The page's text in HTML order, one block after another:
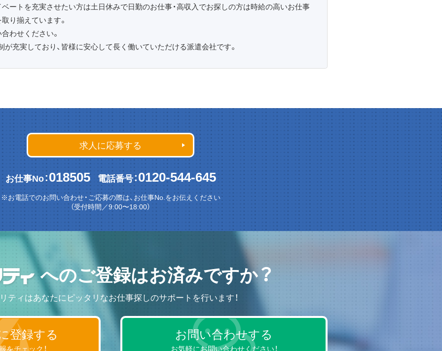
ートを充実させたい方は土日休みで日勤のお仕事・高収入でお探しの方は時給の高いお仕事
り揃えています。
わせください。
充実しており、皆様に安心して長く働いていただける派遣会社です。
求人に応募する
お仕事No：018505 電話番号：0120-544-645
※お電話でのお問い合わせ・ご応募の際は、お仕事No.をお伝えください
（受付時間／9:00〜18:00）
へのご登録はお済みですか？
ティはあなたにピッタリなお仕事探しのサポートを行います！
登録する
をチェック！
お問い合わせする
お気軽にお問い合わせください！